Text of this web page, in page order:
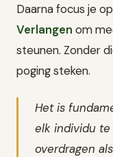
Daarna focus je
Verlangen om
steunen. Zonder
poging steken.
Het is
elk individu
overdragen